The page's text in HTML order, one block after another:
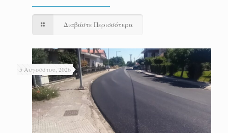
Διαβάστε Περισσότερα
5 Αυγούστου, 2026